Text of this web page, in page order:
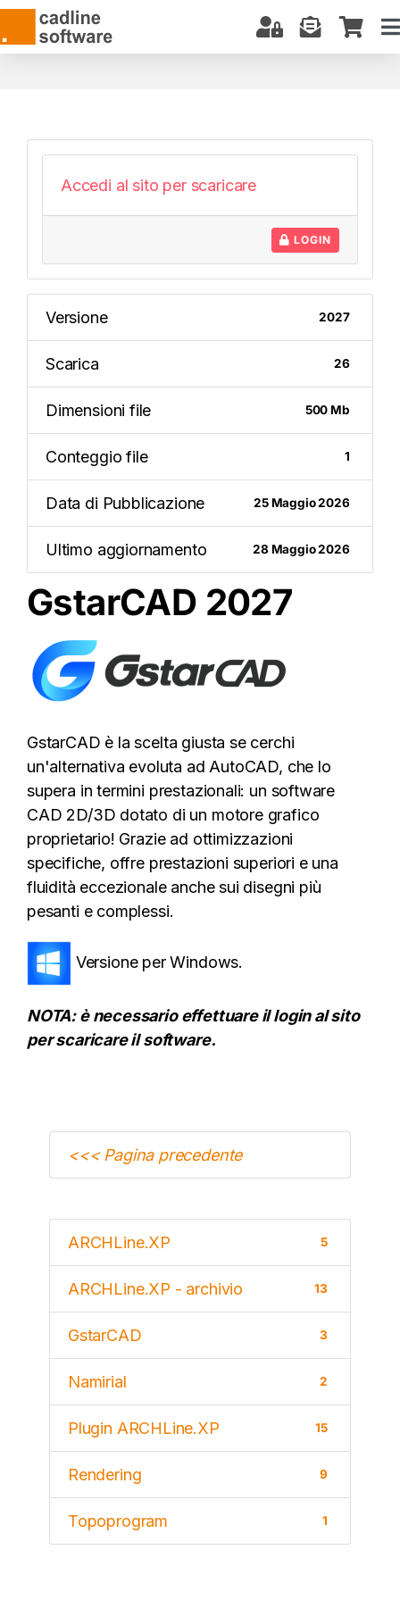
Salta
al
contenuto
CORSI E CERTIFICAZIONI
SERVIZI
BIM: COSA SAPERE
SUPPORTO
Accedi al sito per scaricare
LOGIN
Versione 2027
Scarica 26
Dimensioni file 500 Mb
Conteggio file 1
Data di Pubblicazione 25 Maggio 2026
Ultimo aggiornamento 28 Maggio 2026
GstarCAD 2027
GstarCAD è la scelta giusta se cerchi
un'alternativa evoluta ad AutoCAD, che lo
supera in termini prestazionali: un software
CAD 2D/3D dotato di un motore grafico
proprietario! Grazie ad ottimizzazioni
specifiche, offre prestazioni superiori e una
fluidità eccezionale anche sui disegni più
pesanti e complessi.
Versione per Windows.
NOTA: è necessario effettuare il login al sito
per scaricare il software.
<<< Pagina precedente
ARCHLine.XP 5
ARCHLine.XP - archivio 13
GstarCAD 3
Namirial 2
Plugin ARCHLine.XP 15
Rendering 9
Topoprogram 1